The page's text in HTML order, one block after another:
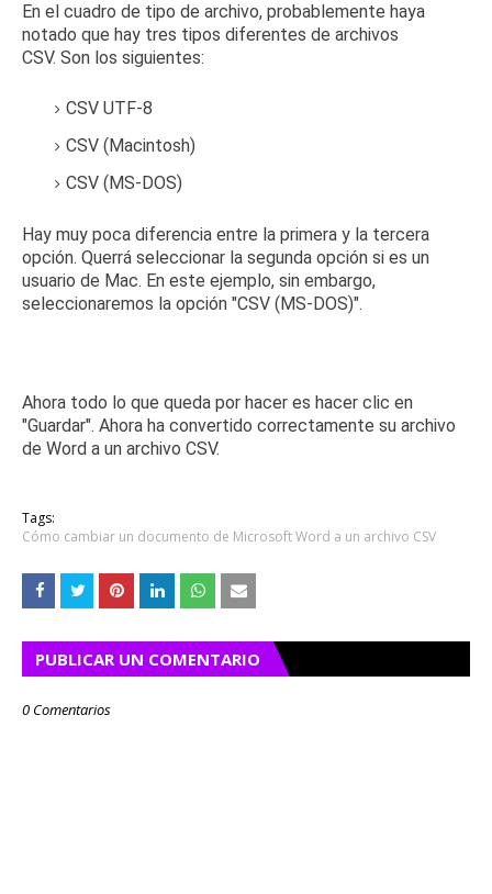
En el cuadro de tipo de archivo, probablemente haya
notado que hay tres tipos diferentes de archivos
CSV. Son los siguientes:
CSV UTF-8
CSV (Macintosh)
CSV (MS-DOS)
Hay muy poca diferencia entre la primera y la tercera
opción. Querrá seleccionar la segunda opción si es un
usuario de Mac. En este ejemplo, sin embargo,
seleccionaremos la opción "CSV (MS-DOS)".
Ahora todo lo que queda por hacer es hacer clic en
"Guardar". Ahora ha convertido correctamente su archivo
de Word a un archivo CSV.
Tags:
Cómo cambiar un documento de Microsoft Word a un archivo CSV
PUBLICAR UN COMENTARIO
0 Comentarios